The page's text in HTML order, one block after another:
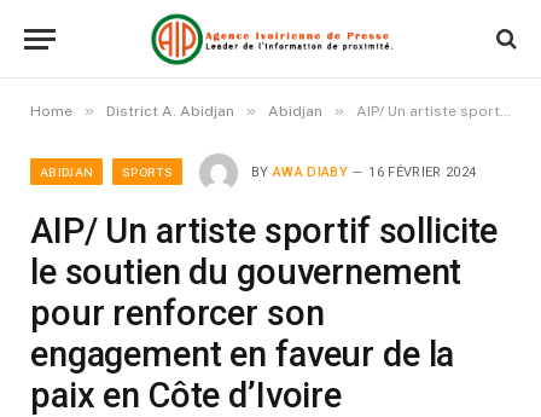
Home » District A. Abidjan » Abidjan » AIP/ Un artiste sportif sollicite le soutien du gouvernement pour renforcer son engagement en faveur de la paix en Côte d’Ivoire
ABIDJAN SPORTS BY AWA DIABY 16 FÉVRIER 2024
AIP/ Un artiste sportif sollicite
le soutien du gouvernement
pour renforcer son
engagement en faveur de la
paix en Côte d’Ivoire